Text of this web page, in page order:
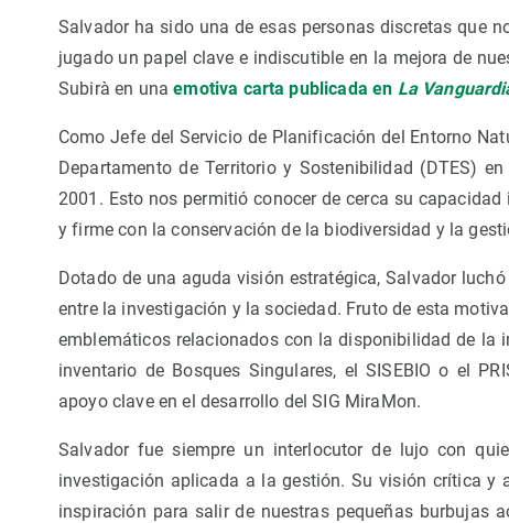
Salvador ha sido una de esas personas discretas que
jugado un papel clave e indiscutible en la mejora de
Subirà en unaemotiva carta publicada en La
Como Jefe del Servicio de Planificación del Entorno
Departamento de Territorio y Sostenibilidad (DTES)
2001. Esto nos permitió conocer de cerca su
y firme con la conservación de la biodiversidad y la
Dotado de una aguda visión estratégica, Salvador
entre la investigación y la sociedad. Fruto de esta
emblemáticos relacionados con la disponibilidad de la
inventario de Bosques Singulares, el SISEBIO o el
apoyo clave en el desarrollo del SIG MiraMon.
Salvador fue siempre un interlocutor de lujo con
investigación aplicada a la gestión. Su visión crítica y
inspiración para salir de nuestras pequeñas burbujas